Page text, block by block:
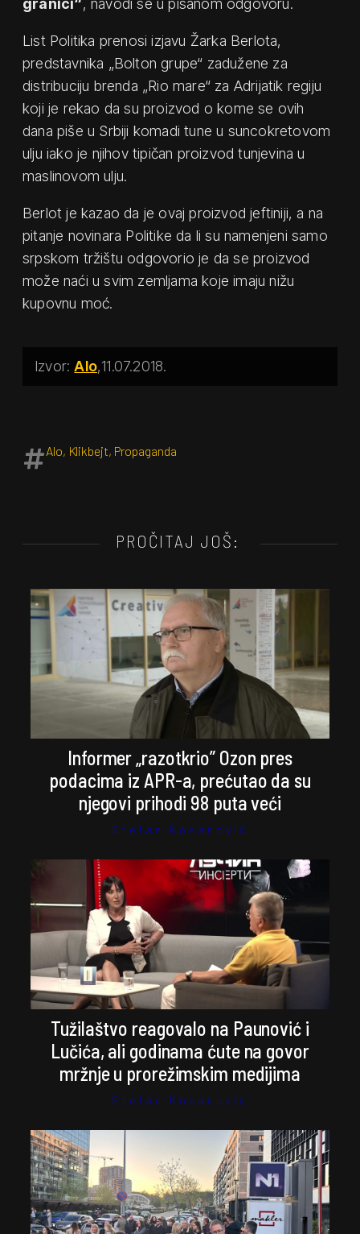
List Politika prenosi izjavu Žarka Berlota,
predstavnika „Bolton grupe“ zadužene za
distribuciju brenda „Rio mare“ za Adrijatik regiju
koji je rekao da su proizvod o kome se ovih
dana piše u Srbiji komadi tune u suncokretovom
ulju iako je njihov tipičan proizvod tunjevina u
maslinovom ulju.
Berlot je kazao da je ovaj proizvod jeftiniji, a na
pitanje novinara Politike da li su namenjeni samo
srpskom tržištu odgovorio je da se proizvod
može naći u svim zemljama koje imaju nižu
kupovnu moć.
Alo 11.07.2018.
Alo, Klikbejt, Propaganda
PROČITAJ JOŠ:
Informer „razotkrio” Ozon pres
podacima iz APR-a, prećutao da su
njegovi prihodi 98 puta veći
Stefan Kosanović
Tužilaštvo reagovalo na Paunović i
Lučića, ali godinama ćute na govor
mržnje u prorežimskim medijima
Stefan Kosanović